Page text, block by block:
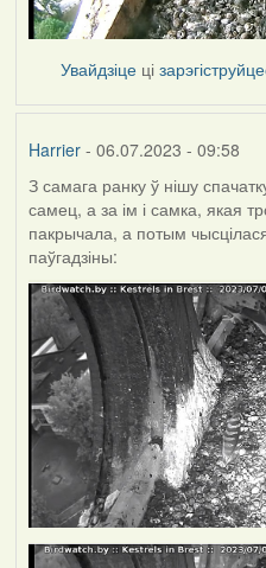
Увайдзіце ці
Harrier- 06.07.2023 - 09:58
З самага ранку ў нішу
самец, а за ім і самка, якая
пакрычала, а потым
паўгадзіны: